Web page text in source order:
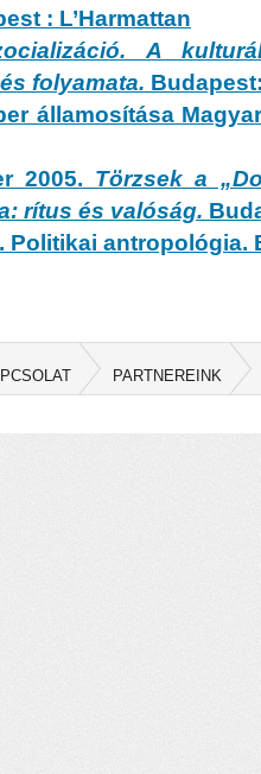
: L’Harmattan
A
folyamata.
államosítása
2005. Törzsek a
rítus és valóság.
Politikai antropológia.
PARTNEREINK